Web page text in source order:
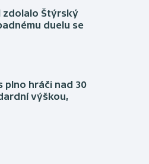
zdolalo Štýrský
duelu se
plno hráči nad 30
výškou,